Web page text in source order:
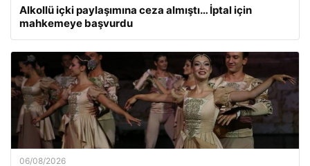
Alkollü içki paylaşımına ceza almıştı… İptal için
mahkemeye başvurdu
06/08/2026